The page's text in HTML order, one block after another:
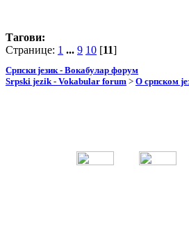
Тагови:
Странице: 1 ... 9 10 [11]
Српски језик - Вокабулар форум
Srpski jezik - Vokabular forum > О српском